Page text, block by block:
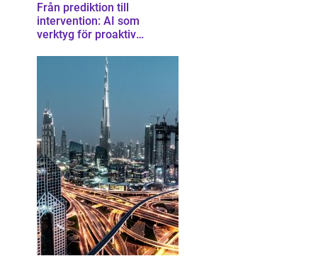
Från prediktion till
intervention: AI som
verktyg för proaktiv